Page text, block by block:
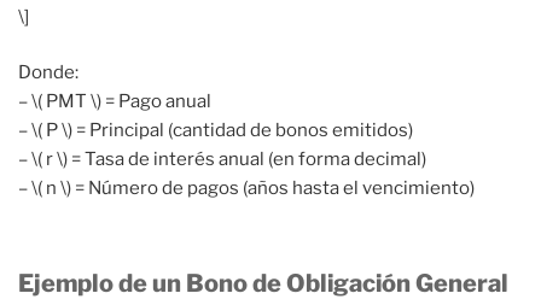
\]
Donde:
– \( PMT \) = Pago anual
– \( P \) = Principal (cantidad de bonos emitidos)
– \( r \) = Tasa de interés anual (en forma decimal)
– \( n \) = Número de pagos (años hasta el vencimiento)
Ejemplo de un Bono de Obligación General